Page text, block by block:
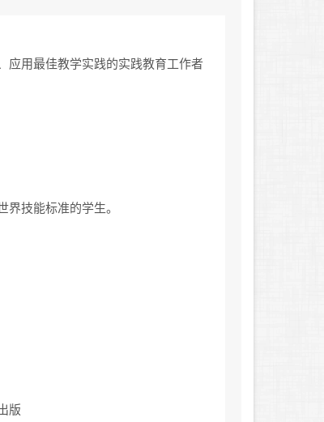
应用最佳教学实践的实践教育工作者
技能标准的学生。
版